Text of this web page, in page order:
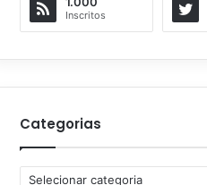
Inscritos
Categorias